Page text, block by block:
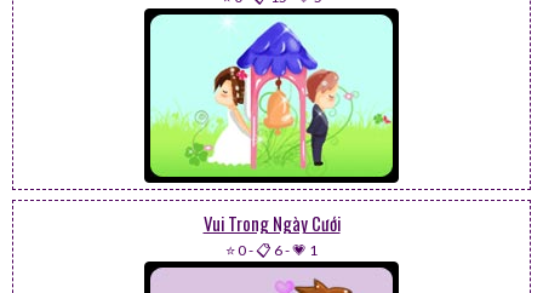
Vui Trong Ngày Cưới
⭐ 0-📋 6-💗 1